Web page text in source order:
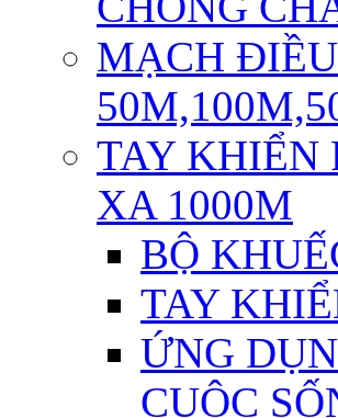
MẠCH
TAY KHIỂN
XA 1000M
BỘ
TAY
ỨNG
CUỘC